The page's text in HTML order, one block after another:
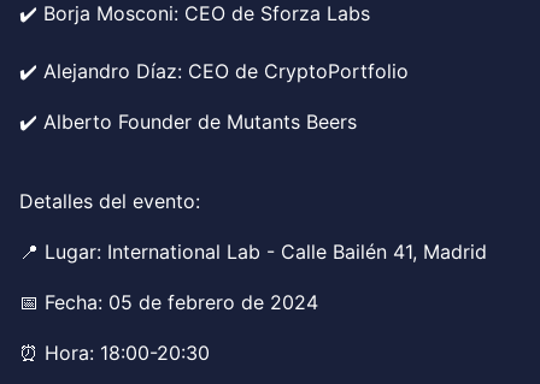
✔️ Borja Mosconi: CEO de Sforza Labs
✔️ Alejandro Díaz: CEO de CryptoPortfolio
✔️ Alberto Founder de Mutants Beers
Detalles del evento:
📍 Lugar: International Lab - Calle Bailén 41, Madrid
📅 Fecha: 05 de febrero de 2024
⏰ Hora: 18:00-20:30